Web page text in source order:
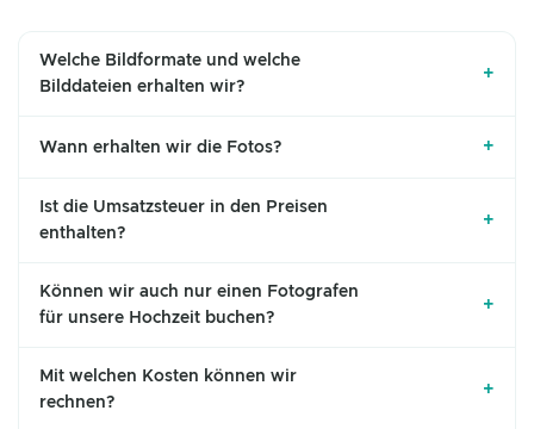
Welche Bildformate und welche
Bilddateien erhalten wir?
+
Wann erhalten wir die Fotos? +
Ist die Umsatzsteuer in den Preisen
enthalten?
+
Können wir auch nur einen Fotografen
für unsere Hochzeit buchen?
+
Mit welchen Kosten können wir
rechnen?
+